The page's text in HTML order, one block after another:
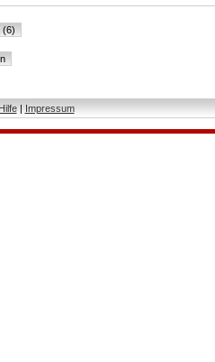
Hilfe| Impressum